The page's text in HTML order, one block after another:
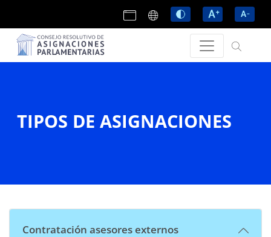
TIPOS DE ASIGNACIONES
Contratación asesores externos